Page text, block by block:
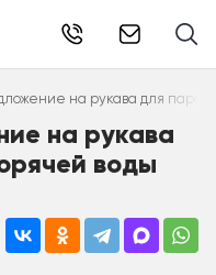
на рукава для пара и
на рукава
воды